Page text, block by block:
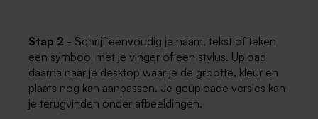
Stap 2 - Schrijf eenvoudig je naam, tekst of teken
een symbool met je vinger of een stylus. Upload
daarna naar je desktop waar je de grootte, kleur en
plaats nog kan aanpassen. Je geüploade versies kan
je terugvinden onder afbeeldingen.